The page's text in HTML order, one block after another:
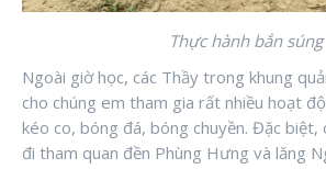
Thực hành bắn súng
Ngoài giờ học, các Thầy trong khung
cho chúng em tham gia rất nhiều hoạt
kéo co, bóng đá, bóng chuyền. Đặc biệt,
đi tham quan đền Phùng Hưng và lăng